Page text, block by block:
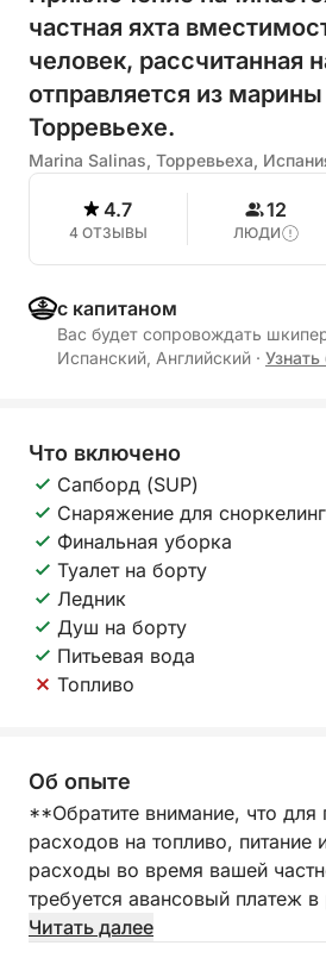
частная яхта
человек, рассчитанная
отправляется из
Торревьехе.
Marina Salinas, Торревьеха,
4.7
4 ОТЗЫВЫ
12
ЛЮДИ
с капитаном
Вас будет сопровождать
Испанский, Английский ·
Что включено
Сапборд (SUP)
Снаряжение для
Финальная уборка
Туалет на борту
Ледник
Душ на борту
Питьевая вода
Топливо
Об опыте
**Обратите внимание, что для
расходов на топливо, питание
расходы во время вашей
требуется авансовый платеж
оплачиваемый в порту.**
Читать далее